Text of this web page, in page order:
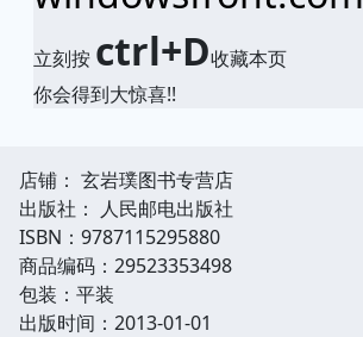
立刻按 ctrl+D收藏本页
你会得到大惊喜!!
店铺： 玄岩璞图书专营店
出版社： 人民邮电出版社
ISBN：9787115295880
商品编码：29523353498
包装：平装
出版时间：2013-01-01